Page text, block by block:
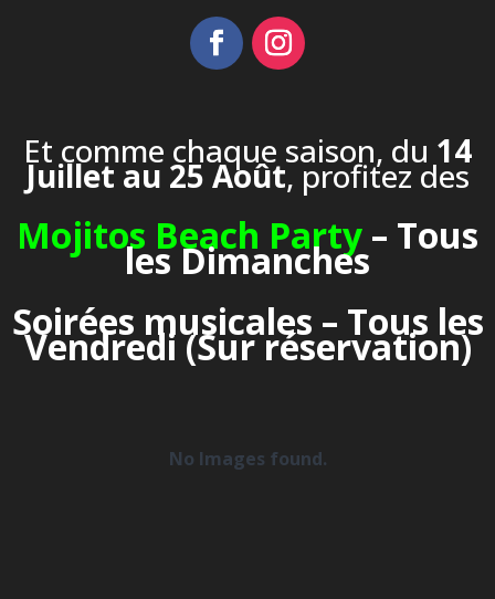
Et comme chaque saison, du 14
Juillet au 25 Août, profitez des
Mojitos Beach Party – Tous
les Dimanches
Soirées musicales – Tous les
Vendredi (Sur réservation)
No Images found.